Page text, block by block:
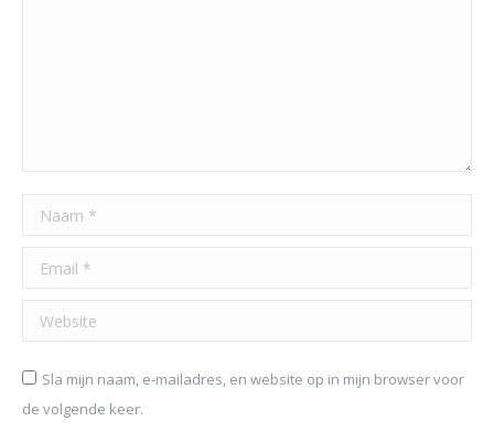
Naam *
Email *
Website
Sla mijn naam, e-mailadres, en website op in mijn browser voor
de volgende keer.